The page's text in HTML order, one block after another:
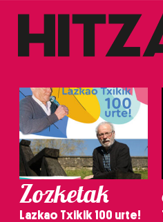
Zozketak
Lazkao Txikik 100 urte!